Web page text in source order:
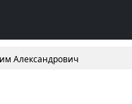
Александрович